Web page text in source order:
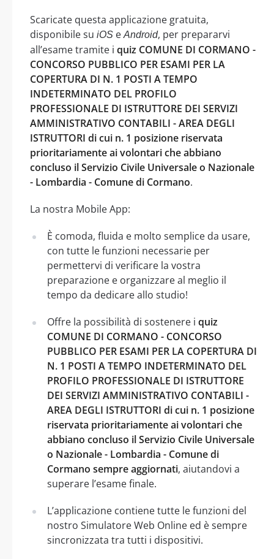
Scaricate questa applicazione gratuita,
disponibile su iOS eAndroid, per prepararvi
all’esame tramite i quiz COMUNE DI CORMANO -
CONCORSO PUBBLICO PER ESAMI PER LA
COPERTURA DI N. 1 POSTI A TEMPO
INDETERMINATO DEL PROFILO
PROFESSIONALE DI ISTRUTTORE DEI SERVIZI
AMMINISTRATIVO CONTABILI - AREA DEGLI
ISTRUTTORI di cui n. 1 posizione riservata
prioritariamente ai volontari che abbiano
concluso il Servizio Civile Universale o Nazionale
- Lombardia - Comune di Cormano.
La nostra Mobile App:
È comoda, fluida e molto semplice da usare,
con tutte le funzioni necessarie per
permettervi di verificare la vostra
preparazione e organizzare al meglio il
tempo da dedicare allo studio!
Offre la possibilità di sostenere i quiz
COMUNE DI CORMANO - CONCORSO
PUBBLICO PER ESAMI PER LA COPERTURA DI
N. 1 POSTI A TEMPO INDETERMINATO DEL
PROFILO PROFESSIONALE DI ISTRUTTORE
DEI SERVIZI AMMINISTRATIVO CONTABILI -
AREA DEGLI ISTRUTTORI di cui n. 1 posizione
riservata prioritariamente ai volontari che
abbiano concluso il Servizio Civile Universale
o Nazionale - Lombardia - Comune di
Cormano sempre aggiornati, aiutandovi a
superare l’esame finale.
L’applicazione contiene tutte le funzioni del
nostro Simulatore Web Online ed è sempre
sincronizzata tra tutti i dispositivi.